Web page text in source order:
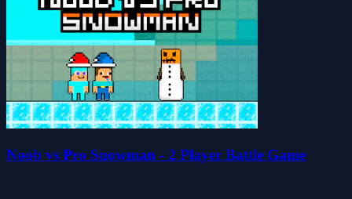
Noob vs Pro Snowman - 2 Player Battle Game